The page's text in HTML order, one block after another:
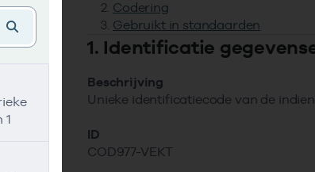
1
Codering
Gebruikt in standaarden
1. Identificatie
Beschrijving
Unieke identificatiecode van de
ID
COD977-VEKT